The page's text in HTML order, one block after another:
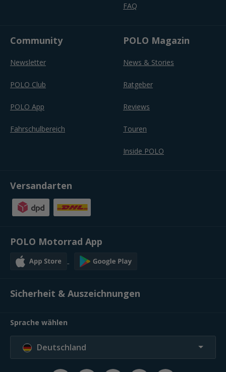
FAQ
Community
Newsletter
POLO Club
POLO App
Fahrschulbereich
POLO Magazin
News & Stories
Ratgeber
Reviews
Touren
Inside POLO
Versandarten
POLO Motorrad App
Sicherheit & Auszeichnungen
Sprache wählen
Deutschland